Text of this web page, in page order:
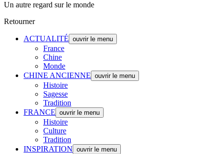
Un autre regard sur le monde
Retourner
ACTUALITÉ ouvrir le menu
France
Chine
Monde
CHINE ANCIENNE ouvrir le menu
Histoire
Sagesse
Tradition
FRANCE ouvrir le menu
Histoire
Culture
Tradition
INSPIRATION ouvrir le menu